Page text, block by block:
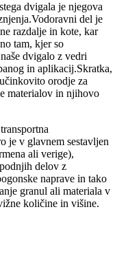
dvigala je njegova
del je
razdalje in kote, kar
tam, kjer so
dvigalo z vedri
in aplikacij.Skratka,
orodje za
materialov in njihovo
je v glavnem sestavljen
ali verige),
delov z
naprave in tako
granul ali materiala v
količine in višine.